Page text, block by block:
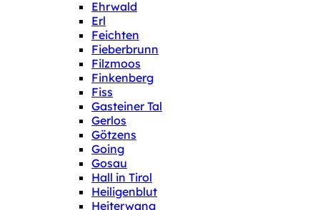
Ehrwald
Erl
Feichten
Fieberbrunn
Filzmoos
Finkenberg
Fiss
Gasteiner Tal
Gerlos
Götzens
Going
Gosau
Hall in Tirol
Heiligenblut
Heiterwang